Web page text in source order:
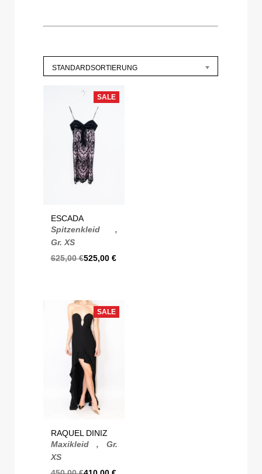
STANDARDSORTIERUNG
SALE
ESCADA
Spitzenkleid ,
Gr. XS
625,00€525,00 €
SALE
RAQUEL DINIZ
Maxikleid , Gr.
XS